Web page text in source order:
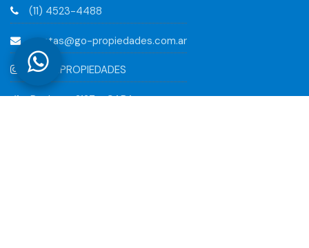
(11) 4523-4488
ventas@go-propiedades.com.ar
@G.O.PROPIEDADES
Pacheco 2127 - CABA